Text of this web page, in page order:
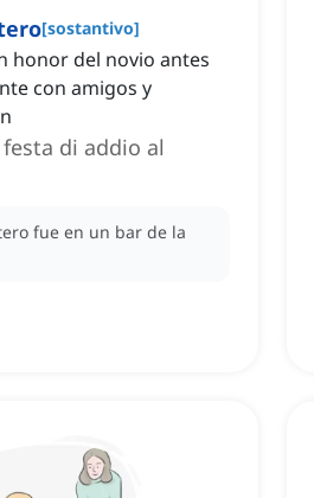
[sostantivo]
honor del novio antes
con amigos y
di addio al
fue en un bar de la